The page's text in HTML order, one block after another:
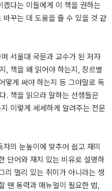
다는 이들에게 이 책을 권하는
꾸는 데 도움을 줄 수 있을 것 같
서울대 국문과 교수가 된 저자
, 책을 왜 읽어야 하는지, 장르별
떻게 써야 하는지 등 그야말로 독
. 책을 읽으라 말하는 선생들은
이렇게 세세하게 알려주는 전문
의 눈높이에 맞추어 쉽고 재미
단어와 재치 있는 비유로 설명하
리 멀리 있는 취미가 아니라는 생
땐 동력과 매뉴얼이 필요한 법,